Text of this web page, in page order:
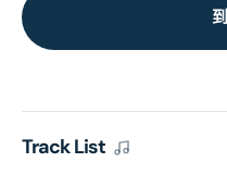
Track List